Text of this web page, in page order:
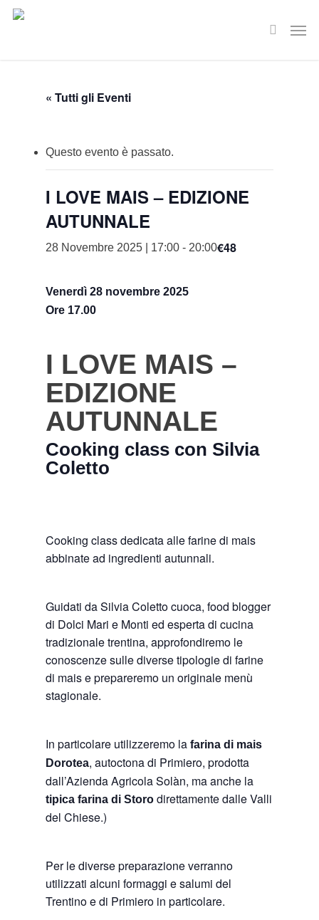
Skip
search
« Tutti gli Eventi
Questo evento è passato.
I LOVE MAIS – EDIZIONE
AUTUNNALE
28 Novembre 2025 | 17:00 - 20:00€48
Venerdì 28 novembre 2025
Ore 17.00
I LOVE MAIS –
EDIZIONE
AUTUNNALE
Cooking class con Silvia
Coletto
Cooking class dedicata alle farine di mais
abbinate ad ingredienti autunnali.
Guidati da Silvia Coletto cuoca, food blogger
di Dolci Mari e Monti ed esperta di cucina
tradizionale trentina, approfondiremo le
conoscenze sulle diverse tipologie di farine
di mais e prepareremo un originale menù
stagionale.
In particolare utilizzeremo lafarina di mais
Dorotea, autoctona di Primiero, prodotta
dall’Azienda Agricola Solàn, ma anche la
tipica farina di Storo direttamente dalle Valli
del Chiese.)
Per le diverse preparazione verranno
utilizzati alcuni formaggi e salumi del
Trentino e di Primiero in particolare.